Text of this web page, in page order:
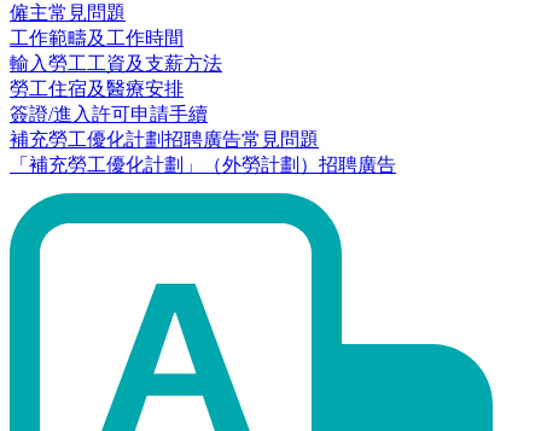
僱主常見問題
工作範疇及工作時間
輸入勞工工資及支薪方法
勞工住宿及醫療安排
簽證/進入許可申請手續
補充勞工優化計劃招聘廣告常見問題
「補充勞工優化計劃」（外勞計劃）招聘廣告